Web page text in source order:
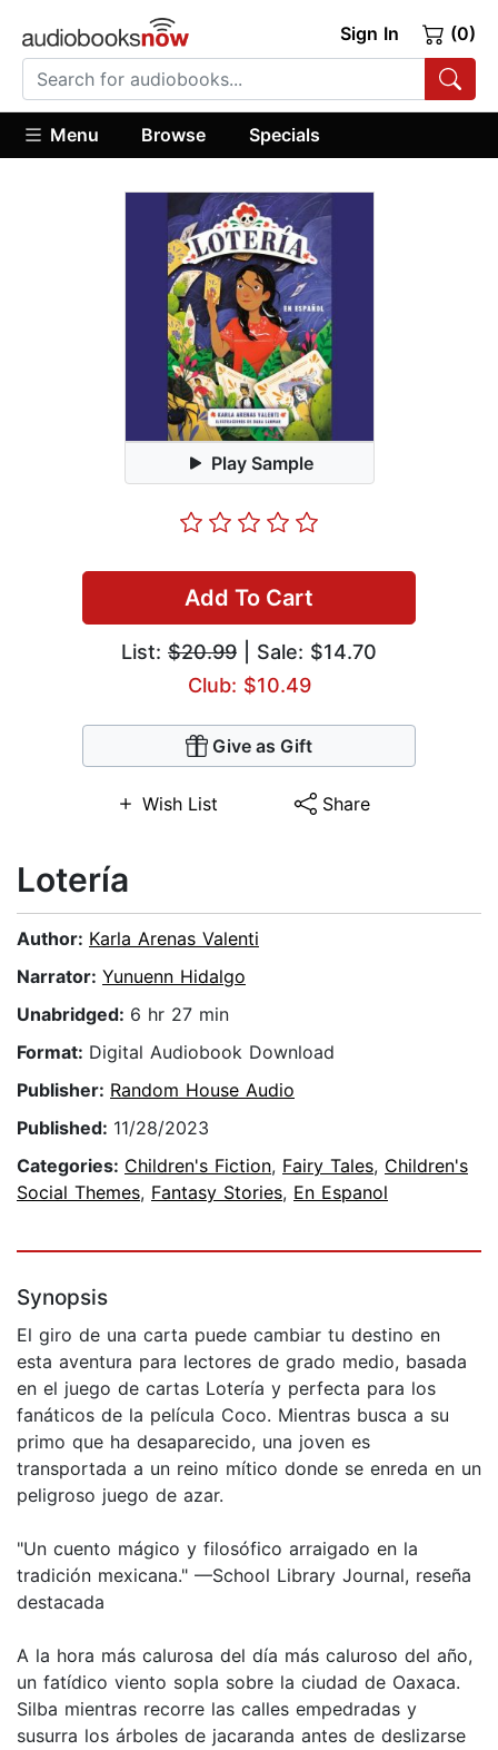
Sign In (0)
Menu Browse Specials
Play Sample
Add To Cart
List: $20.99 | Sale: $14.70
Club: $10.49
Give as Gift
Wish List Share
Lotería
Author: Karla Arenas Valenti
Narrator: Yunuenn Hidalgo
Unabridged: 6 hr 27 min
Format: Digital Audiobook Download
Publisher: Random House Audio
Published: 11/28/2023
Categories: Children's Fiction, Fairy Tales, Children's
Social Themes, Fantasy Stories, En Espanol
Synopsis
El giro de una carta puede cambiar tu destino en
esta aventura para lectores de grado medio, basada
en el juego de cartas Lotería y perfecta para los
fanáticos de la película Coco. Mientras busca a su
primo que ha desaparecido, una joven es
transportada a un reino mítico donde se enreda en un
peligroso juego de azar.
"Un cuento mágico y filosófico arraigado en la
tradición mexicana." —School Library Journal, reseña
destacada
A la hora más calurosa del día más caluroso del año,
un fatídico viento sopla sobre la ciudad de Oaxaca.
Silba mientras recorre las calles empedradas y
susurra los árboles de jacaranda antes de deslizarse